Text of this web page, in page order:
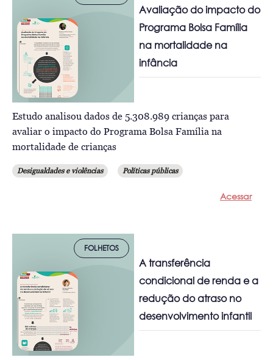
Avaliação do impacto do
Programa Bolsa Família
na mortalidade na
infância
Estudo analisou dados de 5.308.989 crianças para
avaliar o impacto do Programa Bolsa Família na
mortalidade de crianças
Desigualdades e violências Políticas públicas
Acessar
FOLHETOS
A transferência
condicional de renda e a
redução do atraso no
desenvolvimento infantil